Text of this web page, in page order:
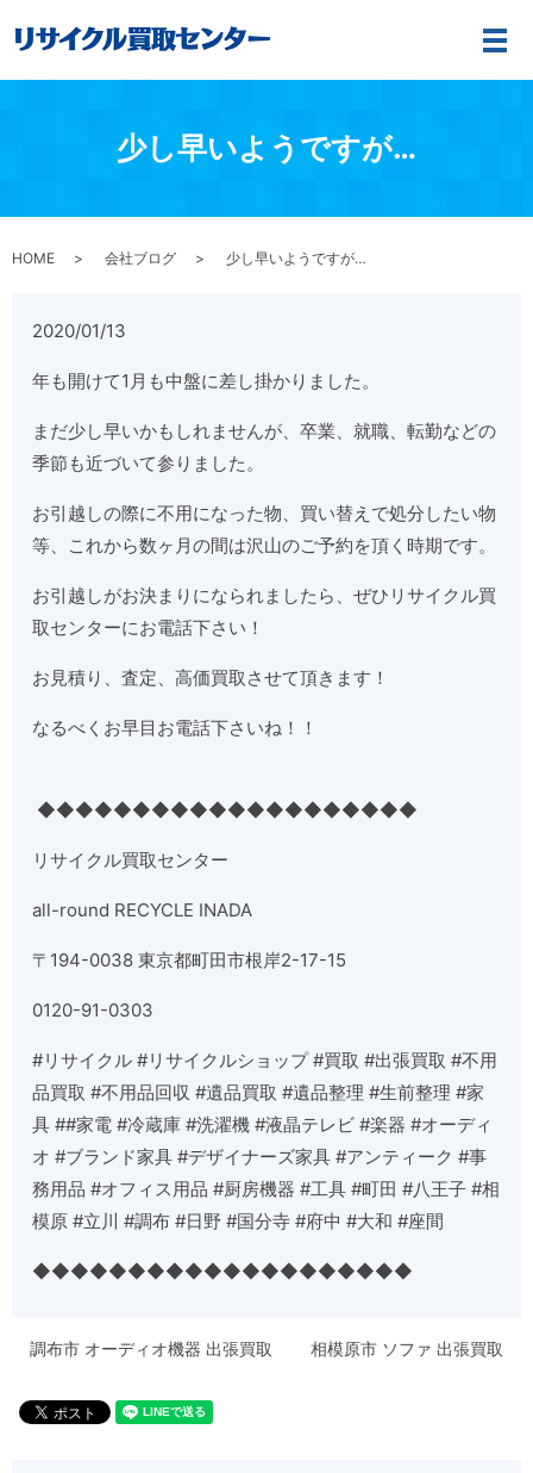
メ
少し早いようですが…
HOME 会社ブログ 少し早いようですが…
2020/01/13
年も開けて1月も中盤に差し掛かりました。
まだ少し早いかもしれませんが、卒業、就職、転勤などの
季節も近づいて参りました。
お引越しの際に不用になった物、買い替えで処分したい物
等、これから数ヶ月の間は沢山のご予約を頂く時期です。
お引越しがお決まりになられましたら、ぜひリサイクル買
取センターにお電話下さい！
お見積り、査定、高価買取させて頂きます！
なるべくお早目お電話下さいね！！
◆◆◆◆◆◆◆◆◆◆◆◆◆◆◆◆◆◆◆◆
リサイクル買取センター
all-round RECYCLE INADA
〒194-0038 東京都町田市根岸2-17-15
0120-91-0303
#リサイクル #リサイクルショップ #買取 #出張買取 #不用
品買取 #不用品回収 #遺品買取 #遺品整理 #生前整理 #家
具 ##家電 #冷蔵庫 #洗濯機 #液晶テレビ #楽器 #オーディ
オ #ブランド家具 #デザイナーズ家具 #アンティーク #事
務用品 #オフィス用品 #厨房機器 #工具 #町田 #八王子 #相
模原 #立川 #調布 #日野 #国分寺 #府中 #大和 #座間
◆◆◆◆◆◆◆◆◆◆◆◆◆◆◆◆◆◆◆◆
調布市 オーディオ機器 出張買取 相模原市 ソファ 出張買取